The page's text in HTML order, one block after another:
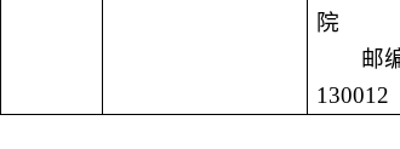
院
邮
130012